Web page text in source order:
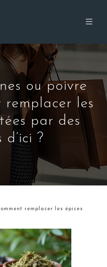
ou poivre
remplacer les
par des
d’ici ?
remplacer les épices